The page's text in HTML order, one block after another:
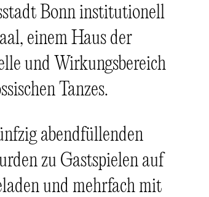
Bonn institutionell
einem Haus der
und Wirkungsbereich
Tanzes.
abendfüllenden
zu Gastspielen auf
und mehrfach mit